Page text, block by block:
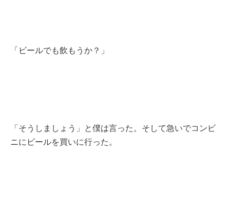
「ビールでも飲もうか？」
「そうしましょう」と僕は言った。そして急いでコンビ
ニにビールを買いに行った。